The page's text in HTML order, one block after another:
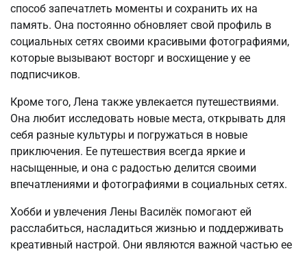
способ запечатлеть моменты и сохранить их на
память. Она постоянно обновляет свой профиль в
социальных сетях своими красивыми фотографиями,
которые вызывают восторг и восхищение у ее
подписчиков.
Кроме того, Лена также увлекается путешествиями.
Она любит исследовать новые места, открывать для
себя разные культуры и погружаться в новые
приключения. Ее путешествия всегда яркие и
насыщенные, и она с радостью делится своими
впечатлениями и фотографиями в социальных сетях.
Хобби и увлечения Лены Василёк помогают ей
расслабиться, насладиться жизнью и поддерживать
креативный настрой. Они являются важной частью ее